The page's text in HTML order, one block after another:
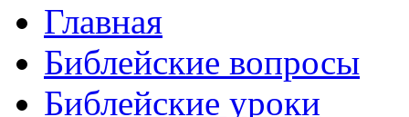
Главная
Библейские вопросы
Библейские уроки